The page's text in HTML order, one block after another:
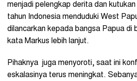
menjadi pelengkap derita dan
tahun Indonesia menduduki West
dilancarkan kepada bangsa Papua di
kata Markus lebih lanjut.
Pihaknya juga menyoroti, saat ini
eskalasinya terus meningkat.